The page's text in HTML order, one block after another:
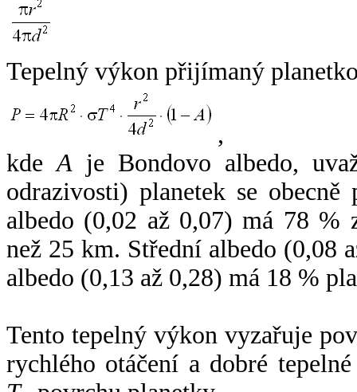
Tepelný výkon přijímaný
,
kdeA je Bondovo albedo,
odrazivosti) planetek se
albedo (0,02 až 0,07) má 78 %
než 25 km. Střední albedo (0,08
albedo (0,13 až 0,28) má 18 %
Tento tepelný výkon vyzařuje
rychlého otáčení a dobré